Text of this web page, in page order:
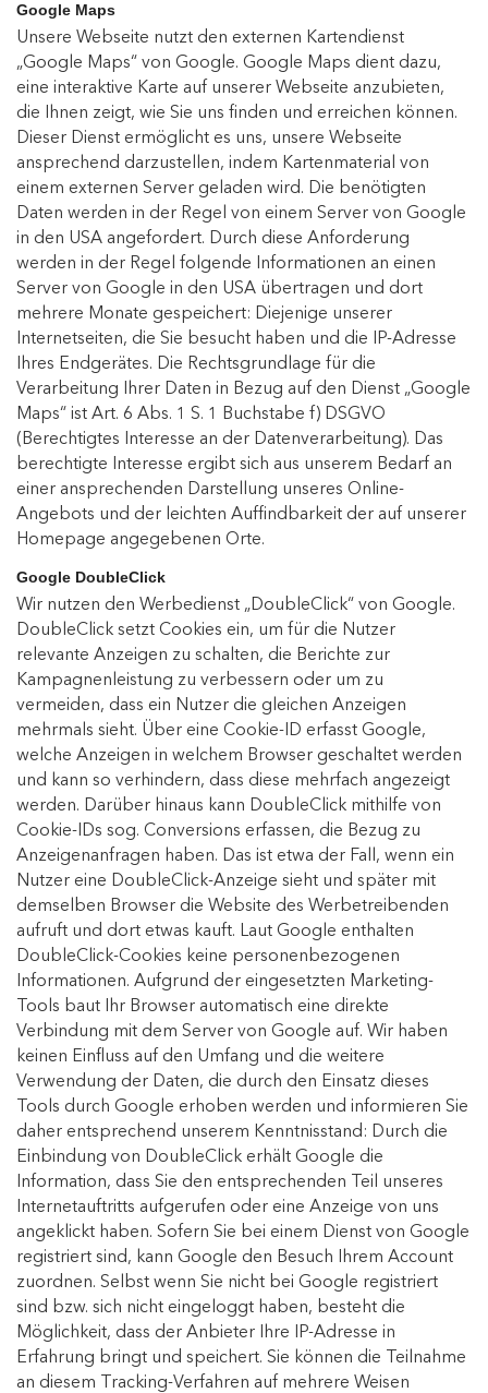
Google Maps
Unsere Webseite nutzt den externen Kartendienst
„Google Maps“ von Google. Google Maps dient dazu,
eine interaktive Karte auf unserer Webseite anzubieten,
die Ihnen zeigt, wie Sie uns finden und erreichen können.
Dieser Dienst ermöglicht es uns, unsere Webseite
ansprechend darzustellen, indem Kartenmaterial von
einem externen Server geladen wird. Die benötigten
Daten werden in der Regel von einem Server von Google
in den USA angefordert. Durch diese Anforderung
werden in der Regel folgende Informationen an einen
Server von Google in den USA übertragen und dort
mehrere Monate gespeichert: Diejenige unserer
Internetseiten, die Sie besucht haben und die IP-Adresse
Ihres Endgerätes. Die Rechtsgrundlage für die
Verarbeitung Ihrer Daten in Bezug auf den Dienst „Google
Maps“ ist Art. 6 Abs. 1 S. 1 Buchstabe f) DSGVO
(Berechtigtes Interesse an der Datenverarbeitung). Das
berechtigte Interesse ergibt sich aus unserem Bedarf an
einer ansprechenden Darstellung unseres Online-
Angebots und der leichten Auffindbarkeit der auf unserer
Homepage angegebenen Orte.
Google DoubleClick
Wir nutzen den Werbedienst „DoubleClick“ von Google.
DoubleClick setzt Cookies ein, um für die Nutzer
relevante Anzeigen zu schalten, die Berichte zur
Kampagnenleistung zu verbessern oder um zu
vermeiden, dass ein Nutzer die gleichen Anzeigen
mehrmals sieht. Über eine Cookie-ID erfasst Google,
welche Anzeigen in welchem Browser geschaltet werden
und kann so verhindern, dass diese mehrfach angezeigt
werden. Darüber hinaus kann DoubleClick mithilfe von
Cookie-IDs sog. Conversions erfassen, die Bezug zu
Anzeigenanfragen haben. Das ist etwa der Fall, wenn ein
Nutzer eine DoubleClick-Anzeige sieht und später mit
demselben Browser die Website des Werbetreibenden
aufruft und dort etwas kauft. Laut Google enthalten
DoubleClick-Cookies keine personenbezogenen
Informationen. Aufgrund der eingesetzten Marketing-
Tools baut Ihr Browser automatisch eine direkte
Verbindung mit dem Server von Google auf. Wir haben
keinen Einfluss auf den Umfang und die weitere
Verwendung der Daten, die durch den Einsatz dieses
Tools durch Google erhoben werden und informieren Sie
daher entsprechend unserem Kenntnisstand: Durch die
Einbindung von DoubleClick erhält Google die
Information, dass Sie den entsprechenden Teil unseres
Internetauftritts aufgerufen oder eine Anzeige von uns
angeklickt haben. Sofern Sie bei einem Dienst von Google
registriert sind, kann Google den Besuch Ihrem Account
zuordnen. Selbst wenn Sie nicht bei Google registriert
sind bzw. sich nicht eingeloggt haben, besteht die
Möglichkeit, dass der Anbieter Ihre IP-Adresse in
Erfahrung bringt und speichert. Sie können die Teilnahme
an diesem Tracking-Verfahren auf mehrere Weisen